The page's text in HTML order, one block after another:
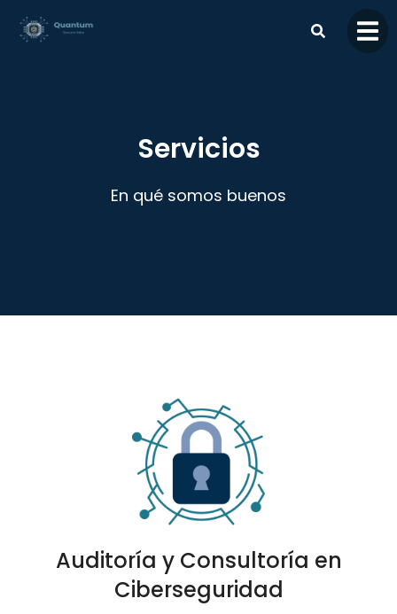
contenido
Servicios
En qué somos buenos
Auditoría y Consultoría en
Ciberseguridad